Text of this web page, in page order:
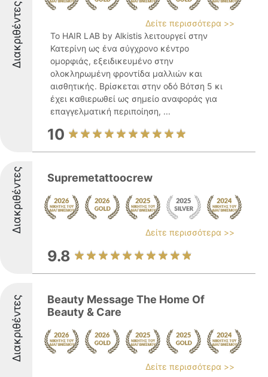
Διακριθέντες
Δείτε περισσότερα >>
Το HAIR LAB by Alkistis λειτουργεί στην
Κατερίνη ως ένα σύγχρονο κέντρο
ομορφιάς, εξειδικευμένο στην
ολοκληρωμένη φροντίδα μαλλιών και
αισθητικής. Βρίσκεται στην οδό Βότση 5 κι
έχει καθιερωθεί ως σημείο αναφοράς για
επαγγελματική περιποίηση, ...
10
Διακριθέντες Supremetattoocrew
Δείτε περισσότερα >>
9.8
Διακριθέντες
Beauty Message The Home Of
Beauty & Care
Δείτε περισσότερα >>